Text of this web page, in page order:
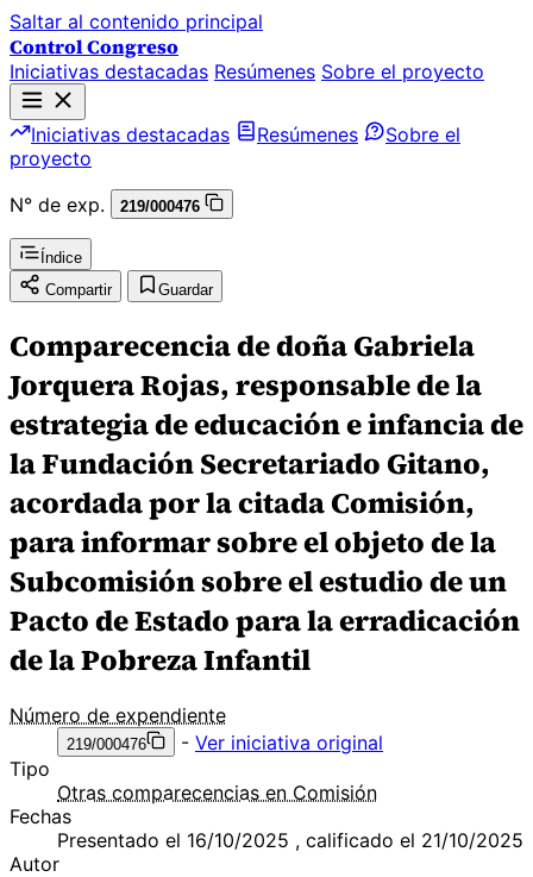
Saltar al contenido principal
Control Congreso
Iniciativas destacadas Resúmenes Sobre el proyecto
Iniciativas destacadas Resúmenes
Sobre el
proyecto
N° de exp.
219/000476
Índice
Compartir
Guardar
Comparecencia de doña Gabriela
Jorquera Rojas, responsable de la
estrategia de educación e infancia de
la Fundación Secretariado Gitano,
acordada por la citada Comisión,
para informar sobre el objeto de la
Subcomisión sobre el estudio de un
Pacto de Estado para la erradicación
de la Pobreza Infantil
Número de expendiente
219/000476 - Ver iniciativa original
Tipo
Otras comparecencias en Comisión
Fechas
Presentado el 16/10/2025 , calificado el 21/10/2025
Autor